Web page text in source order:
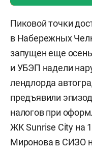
Пиковой точки
в Набережных
запущен еще
и УБЭП надели
лендлорда
предъявили
налогов при
ЖК Sunrise City на
Миронова в СИЗО